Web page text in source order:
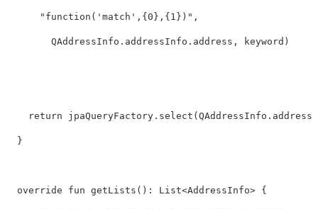
"function('match',{0},{1})" ,
        QAddressInfo
. addressInfo . address , keyword )
return jpaQueryFactory . select ( QAddressInfo .
}
override fun getLists ( ) : List<AddressInfo> {